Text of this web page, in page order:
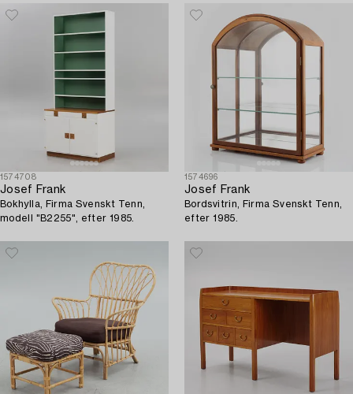
1574708
Josef Frank
Bokhylla, Firma Svenskt Tenn,
modell "B2255", efter 1985.
1574696
Josef Frank
Bordsvitrin, Firma Svenskt Tenn,
efter 1985.